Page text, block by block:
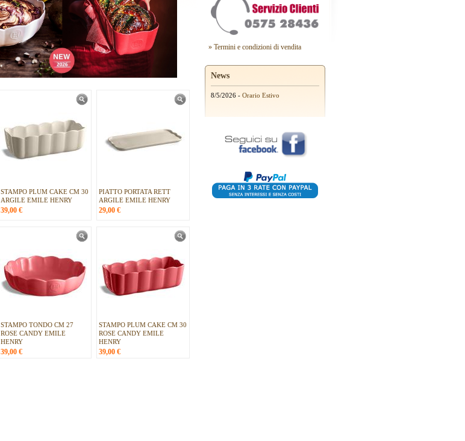
STAMPO PLUM CAKE CM 30
ARGILE EMILE HENRY
39,00 €
PIATTO PORTATA RETT
ARGILE EMILE HENRY
29,00 €
STAMPO TONDO CM 27
ROSE CANDY EMILE
HENRY
39,00 €
STAMPO PLUM CAKE CM 30
ROSE CANDY EMILE
HENRY
39,00 €
» Termini e condizioni di vendita
News
8/5/2026 - Orario Estivo